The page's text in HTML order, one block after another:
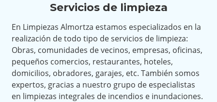
Servicios de limpieza
En Limpiezas Almortza estamos especializados en la
realización de todo tipo de servicios de limpieza:
Obras, comunidades de vecinos, empresas, oficinas,
pequeños comercios, restaurantes, hoteles,
domicilios, obradores, garajes, etc. También somos
expertos, gracias a nuestro grupo de especialistas
en limpiezas integrales de incendios e inundaciones.